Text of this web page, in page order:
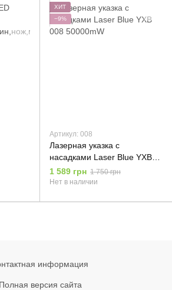
ХИТ
−9%
Артикул: 008
Лазерная указка с
насадками Laser Blue YXB
008 50000mW
1 589 грн 1 750 грн
Нет в наличии
информация
Полная версия сайта